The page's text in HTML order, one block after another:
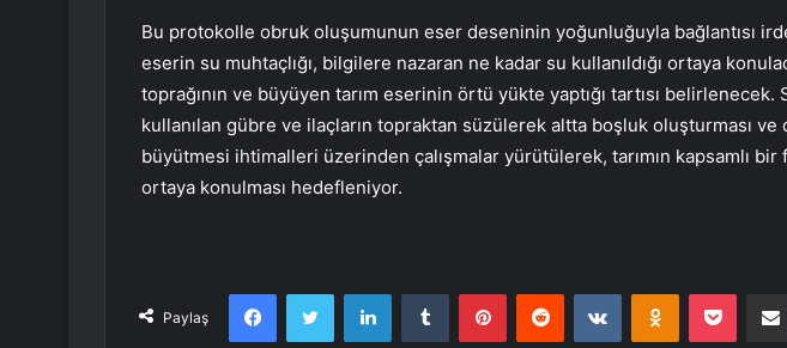
Bu protokolle obruk oluşumunun eser deseninin yoğunluğuyla bağlantısı
eserin su muhtaçlığı, bilgilere nazaran ne kadar su kullanıldığı ortaya
toprağının ve büyüyen tarım eserinin örtü yükte yaptığı tartısı belirlenecek.
kullanılan gübre ve ilaçların topraktan süzülerek altta boşluk oluşturması
büyütmesi ihtimalleri üzerinden çalışmalar yürütülerek, tarımın kapsamlı
ortaya konulması hedefleniyor.
Paylaş
FacebookTwitter LinkedInTumblr PinterestReddit VKontakteOdnoklassniki
Pocket